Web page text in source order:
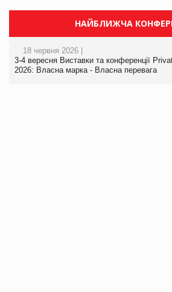
НАЙБЛИЖЧА
18 червня 2026 |
3-4 вересня Виставки та конференції
2026: Власна марка - Власна перевага